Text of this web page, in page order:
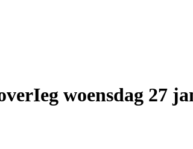
woensdag 27